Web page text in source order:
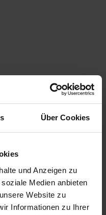
Über Cookies
und Anzeigen zu
Medien anbieten
Website zu
Informationen zu Ihrer
Active Guard, Adaptiver
Aktiver
Fernbedienung,
mit schwenkbarem
Dachreling, Diesel